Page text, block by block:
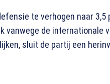
te verhogen naar
vanwege de internationale
sluit de partij een